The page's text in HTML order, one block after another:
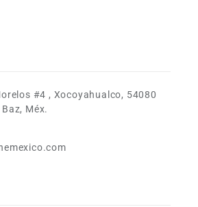
#4 , Xocoyahualco, 54080
Méx.